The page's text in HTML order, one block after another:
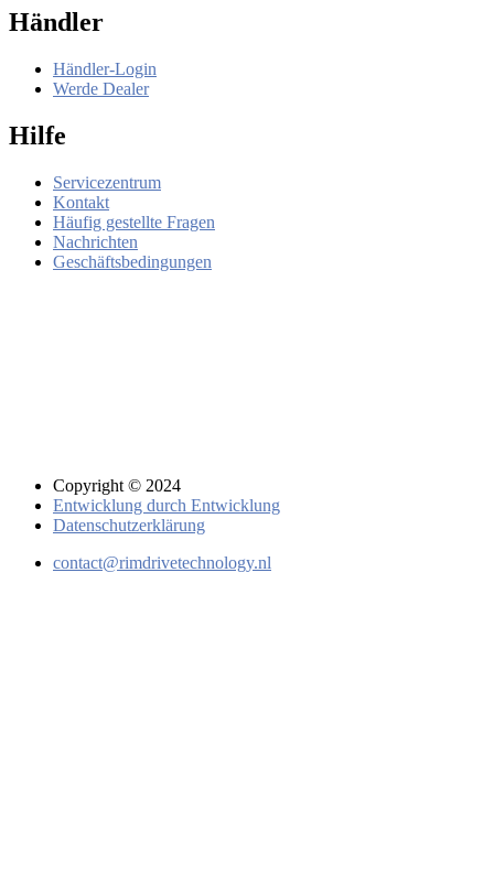
Händler
Händler-Login
Werde Dealer
Hilfe
Servicezentrum
Kontakt
Häufig gestellte Fragen
Nachrichten
Geschäftsbedingungen
Copyright © 2024
Entwicklung durch Entwicklung
Datenschutzerklärung
contact@rimdrivetechnology.nl